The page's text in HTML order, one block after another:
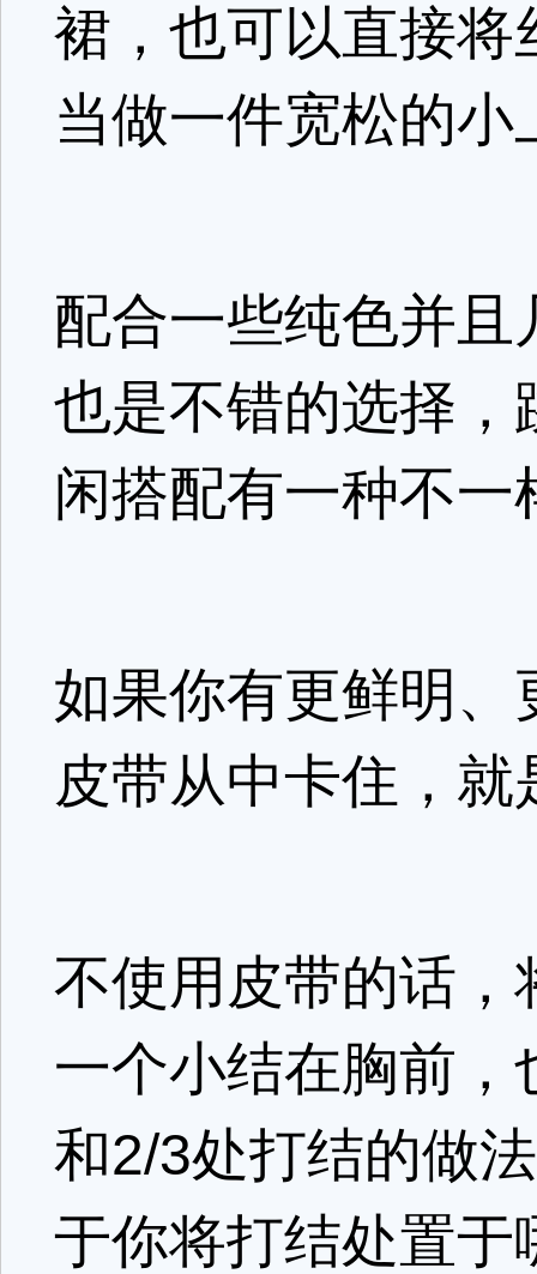
裙，也可以直接
当做一件宽松的
配合一些纯色并
也是不错的选择
闲搭配有一种不一
如果你有更鲜明
皮带从中卡住，
不使用皮带的话
一个小结在胸前
和2/3处打结的做
于你将打结处置